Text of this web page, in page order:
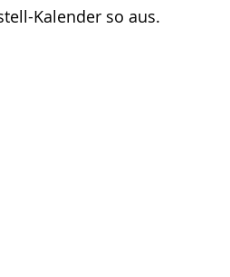
Kalender so aus.